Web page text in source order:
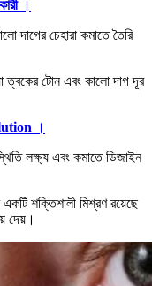
।
দাগের চেহারা কমাতে তৈরি
ত্বকের টোন এবং কালো দাগ দূর
।
লক্ষ্য এবং কমাতে ডিজাইন
একটি শক্তিশালী মিশ্রণ রয়েছে
দেয়।